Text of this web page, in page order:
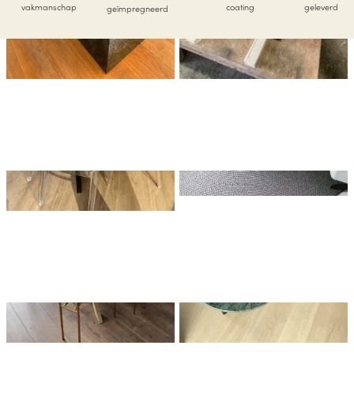
vakmanschap
geïmpregneerd
coating geleverd